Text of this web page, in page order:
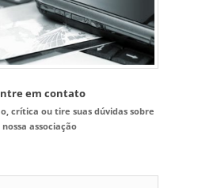
em contato
crítica ou tire suas dúvidas sobre
nossa associação